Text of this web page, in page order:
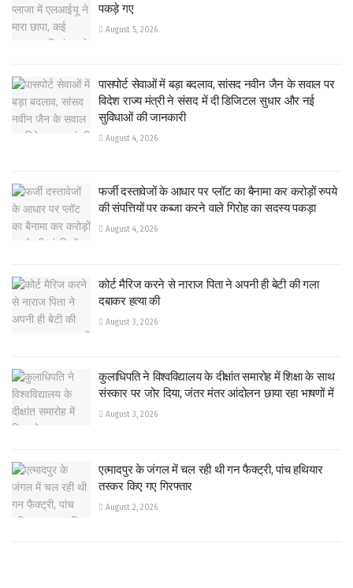
पकड़े गए
August 5, 2026
पासपोर्ट सेवाओं में बड़ा बदलाव, सांसद नवीन जैन के सवाल पर
विदेश राज्य मंत्री ने संसद में दी डिजिटल सुधार और नई
सुविधाओं की जानकारी
August 4, 2026
फर्जी दस्तावेजों के आधार पर प्लॉट का बैनामा कर करोड़ों रुपये
की संपत्तियों पर कब्जा करने वाले गिरोह का सदस्य पकड़ा
August 4, 2026
कोर्ट मैरिज करने से नाराज पिता ने अपनी ही बेटी की गला
दबाकर हत्या की
August 3, 2026
कुलाधिपति ने विश्वविद्यालय के दीक्षांत समारोह में शिक्षा के साथ
संस्कार पर जोर दिया, जंतर मंतर आंदोलन छाया रहा भाषणों में
August 3, 2026
एत्मादपुर के जंगल में चल रही थी गन फैक्ट्री, पांच हथियार
तस्कर किए गए गिरफ्तार
August 2, 2026